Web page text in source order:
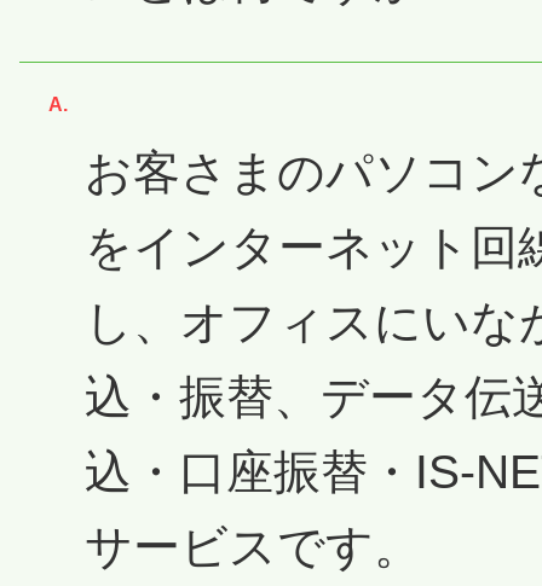
お客さまのパソコン
をインターネット回
し、オフィスにいな
込・振替、データ伝
込・口座振替・IS-
サービスです。